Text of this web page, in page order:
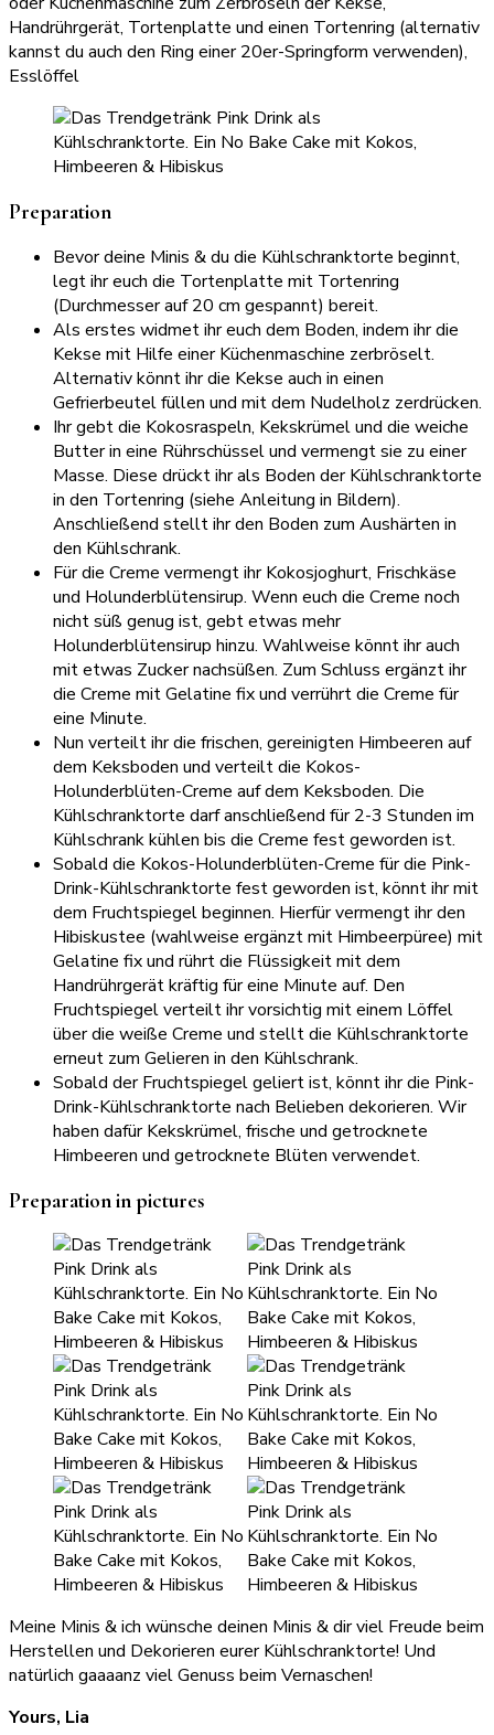
Handrührgerät, Tortenplatte und einen Tortenring (alternativ
kannst du auch den Ring einer 20er-Springform verwenden),
Esslöffel
Preparation
Bevor deine Minis & du die Kühlschranktorte beginnt,
legt ihr euch die Tortenplatte mit Tortenring
(Durchmesser auf 20 cm gespannt) bereit.
Als erstes widmet ihr euch dem Boden, indem ihr die
Kekse mit Hilfe einer Küchenmaschine zerbröselt.
Alternativ könnt ihr die Kekse auch in einen
Gefrierbeutel füllen und mit dem Nudelholz zerdrücken.
Ihr gebt die Kokosraspeln, Kekskrümel und die weiche
Butter in eine Rührschüssel und vermengt sie zu einer
Masse. Diese drückt ihr als Boden der Kühlschranktorte
in den Tortenring (siehe Anleitung in Bildern).
Anschließend stellt ihr den Boden zum Aushärten in
den Kühlschrank.
Für die Creme vermengt ihr Kokosjoghurt, Frischkäse
und Holunderblütensirup. Wenn euch die Creme noch
nicht süß genug ist, gebt etwas mehr
Holunderblütensirup hinzu. Wahlweise könnt ihr auch
mit etwas Zucker nachsüßen. Zum Schluss ergänzt ihr
die Creme mit Gelatine fix und verrührt die Creme für
eine Minute.
Nun verteilt ihr die frischen, gereinigten Himbeeren auf
dem Keksboden und verteilt die Kokos-
Holunderblüten-Creme auf dem Keksboden. Die
Kühlschranktorte darf anschließend für 2-3 Stunden im
Kühlschrank kühlen bis die Creme fest geworden ist.
Sobald die Kokos-Holunderblüten-Creme für die Pink-
Drink-Kühlschranktorte fest geworden ist, könnt ihr mit
dem Fruchtspiegel beginnen. Hierfür vermengt ihr den
Hibiskustee (wahlweise ergänzt mit Himbeerpüree) mit
Gelatine fix und rührt die Flüssigkeit mit dem
Handrührgerät kräftig für eine Minute auf. Den
Fruchtspiegel verteilt ihr vorsichtig mit einem Löffel
über die weiße Creme und stellt die Kühlschranktorte
erneut zum Gelieren in den Kühlschrank.
Sobald der Fruchtspiegel geliert ist, könnt ihr die Pink-
Drink-Kühlschranktorte nach Belieben dekorieren. Wir
haben dafür Kekskrümel, frische und getrocknete
Himbeeren und getrocknete Blüten verwendet.
Preparation in pictures
Meine Minis & ich wünsche deinen Minis & dir viel Freude beim
Herstellen und Dekorieren eurer Kühlschranktorte! Und
natürlich gaaaanz viel Genuss beim Vernaschen!
Yours, Lia